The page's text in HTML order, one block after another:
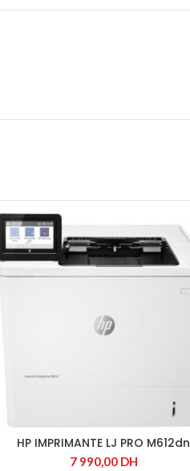
HP IMPRIMANTE LJ PRO M612dn
7 990,00 DH